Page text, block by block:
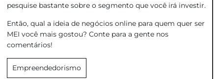
pesquise bastante sobre o segmento que você irá investir.
Então, qual a ideia de negócios online para quem quer ser
MEI você mais gostou? Conte para a gente nos
comentários!
Empreendedorismo